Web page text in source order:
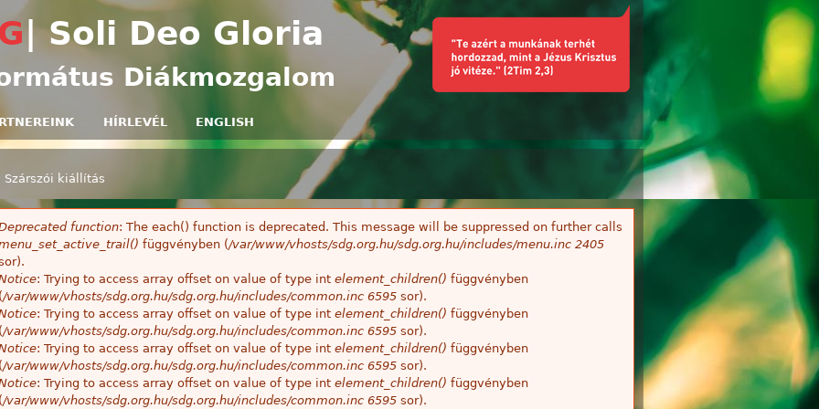
Ugrás a tartalomra
| Soli Deo Gloria
Diákmozgalom
HÍRLEVÉL ENGLISH
hely
Szárszói kiállítás
function: The each() function is deprecated. This message will be suppressed on further calls
függvényben (/var/www/vhosts/sdg.org.hu/sdg.org.hu/includes/menu.inc 2405
: Trying to access array offset on value of type int element_children() függvényben
(/var/www/vhosts/sdg.org.hu/sdg.org.hu/includes/common.inc 6595 sor).
: Trying to access array offset on value of type int element_children() függvényben
(/var/www/vhosts/sdg.org.hu/sdg.org.hu/includes/common.inc 6595 sor).
: Trying to access array offset on value of type int element_children() függvényben
(/var/www/vhosts/sdg.org.hu/sdg.org.hu/includes/common.inc 6595 sor).
: Trying to access array offset on value of type int element_children() függvényben
(/var/www/vhosts/sdg.org.hu/sdg.org.hu/includes/common.inc 6595 sor).